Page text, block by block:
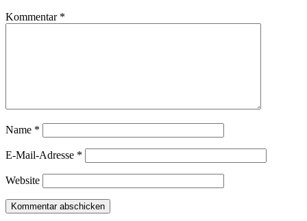
Kommentar *
Name *
E-Mail-Adresse *
Website